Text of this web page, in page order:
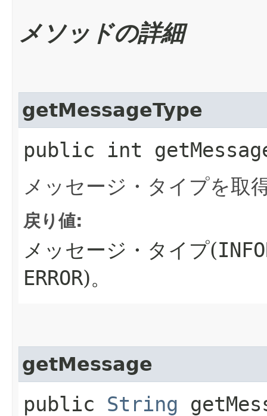
メソッドの詳細
getMessageType
public int
メッセージ・タイプを取
戻り値:
メッセージ・タイプ(
ERROR)。
getMessage
public String